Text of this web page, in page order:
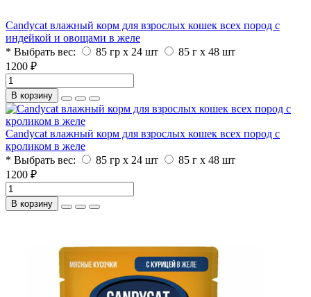
Candycat влажный корм для взрослых кошек всех пород с
индейкой и овощами в желе
* Выбрать вес:
85 гр х 24 шт
85 г x 48 шт
1200 ₽
В корзину
Candycat влажный корм для взрослых кошек всех пород с
кроликом в желе
* Выбрать вес:
85 гр х 24 шт
85 г x 48 шт
1200 ₽
В корзину